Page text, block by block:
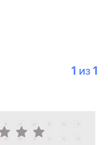
1 ИЗ 1